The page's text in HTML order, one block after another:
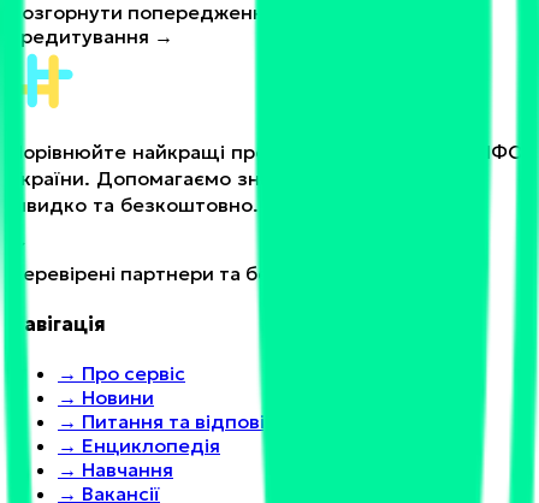
Розгорнути попередження про ризики
кредитування →
Порівнюйте найкращі пропозиції від банків та МФО
України. Допомагаємо знайти вигідне рішення
швидко та безкоштовно.
Перевірені партнери та безпечні умови
Навігація
→ Про сервіс
→ Новини
→ Питання та відповіді
→ Енциклопедія
→ Навчання
→ Вакансії